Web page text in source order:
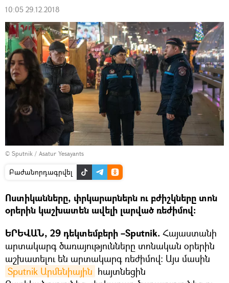
10:05 29.12.2018
© Sputnik / Asatur Yesayants
Բաժանորդագրվել
Ոստիկանները, փրկարարներն ու բժիշկները տոն
օրերին կաշխատեն ավելի լարված ռեժիմով։
ԵՐԵՎԱՆ, 29 դեկտեմբերի –Sputnik. Հայաստանի
արտակարգ ծառայությունները տոնական օրերին
աշխատելու են արտակարգ ռեժիմով։ Այս մասին
Sputnik Արմենիային հայտնեցին